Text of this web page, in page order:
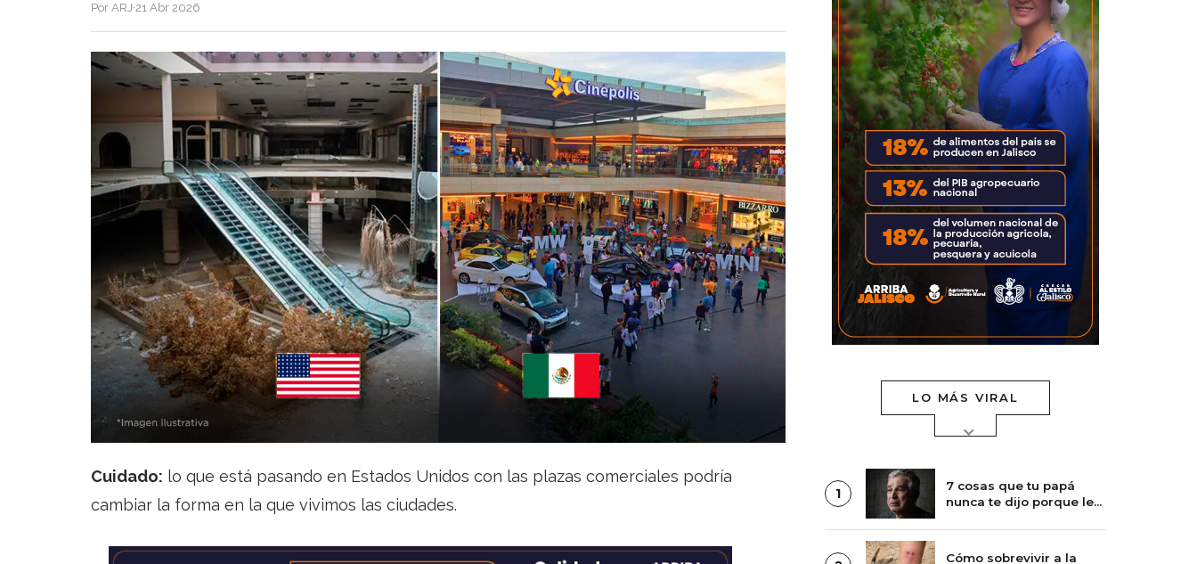
Por ARJ·21 Abr 2026
Cuidado: lo que está pasando en Estados Unidos con las plazas comerciales podría
cambiar la forma en la que vivimos las ciudades.
LO MÁS VIRAL
1
7 cosas que tu papá
nunca te dijo porque le
Cómo sobrevivir a la